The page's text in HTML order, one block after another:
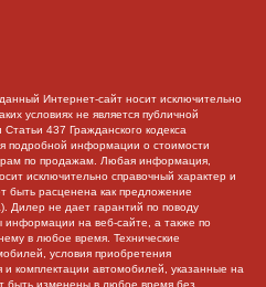
Интернет-сайт носит исключительно
условиях не является публичной
437 Гражданского кодекса
подробной информации о стоимости
по продажам. Любая информация,
исключительно справочный характер и
быть расценена как предложение
Дилер не дает гарантий по поводу
информации на веб-сайте, а также по
в любое время. Технические
условия приобретения
комплектации автомобилей, указанные на
быть изменены в любое время без